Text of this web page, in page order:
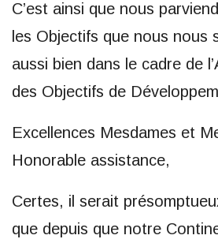
C’est ainsi que nous
les Objectifs que nous nous
aussi bien dans le cadre de
des Objectifs de
Excellences Mesdames et
Honorable assistance,
Certes, il serait
que depuis que notre